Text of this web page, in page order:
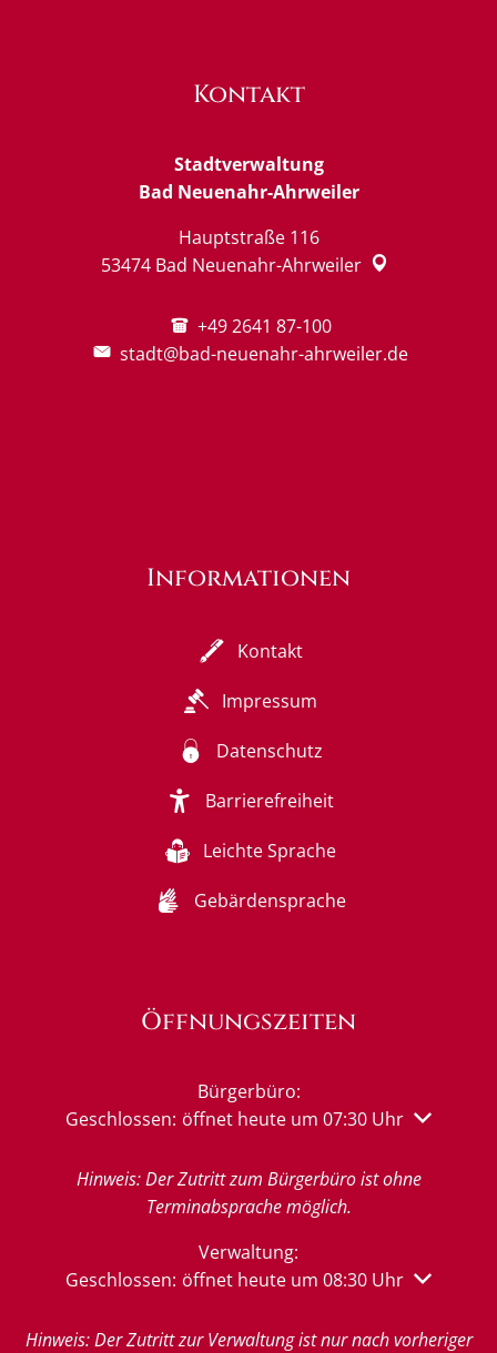
Kontakt
Stadtverwaltung
Bad Neuenahr-Ahrweiler
Hauptstraße 116
53474 Bad Neuenahr-Ahrweiler
+49 2641 87-100
stadt@bad-neuenahr-ahrweiler.de
Informationen
Kontakt
Impressum
Datenschutz
Barrierefreiheit
Leichte Sprache
Gebärdensprache
Öffnungszeiten
Bürgerbüro:
Klicken, um weitere Öffnungs- oder Schließzeiten
Geschlossen: öffnet heute um 07:30 Uhr
Hinweis: Der Zutritt zum Bürgerbüro ist ohne
Terminabsprache möglich.
Verwaltung:
Klicken, um weitere Öffnungs- oder Schließzeiten
Geschlossen: öffnet heute um 08:30 Uhr
Hinweis: Der Zutritt zur Verwaltung ist nur nach vorheriger